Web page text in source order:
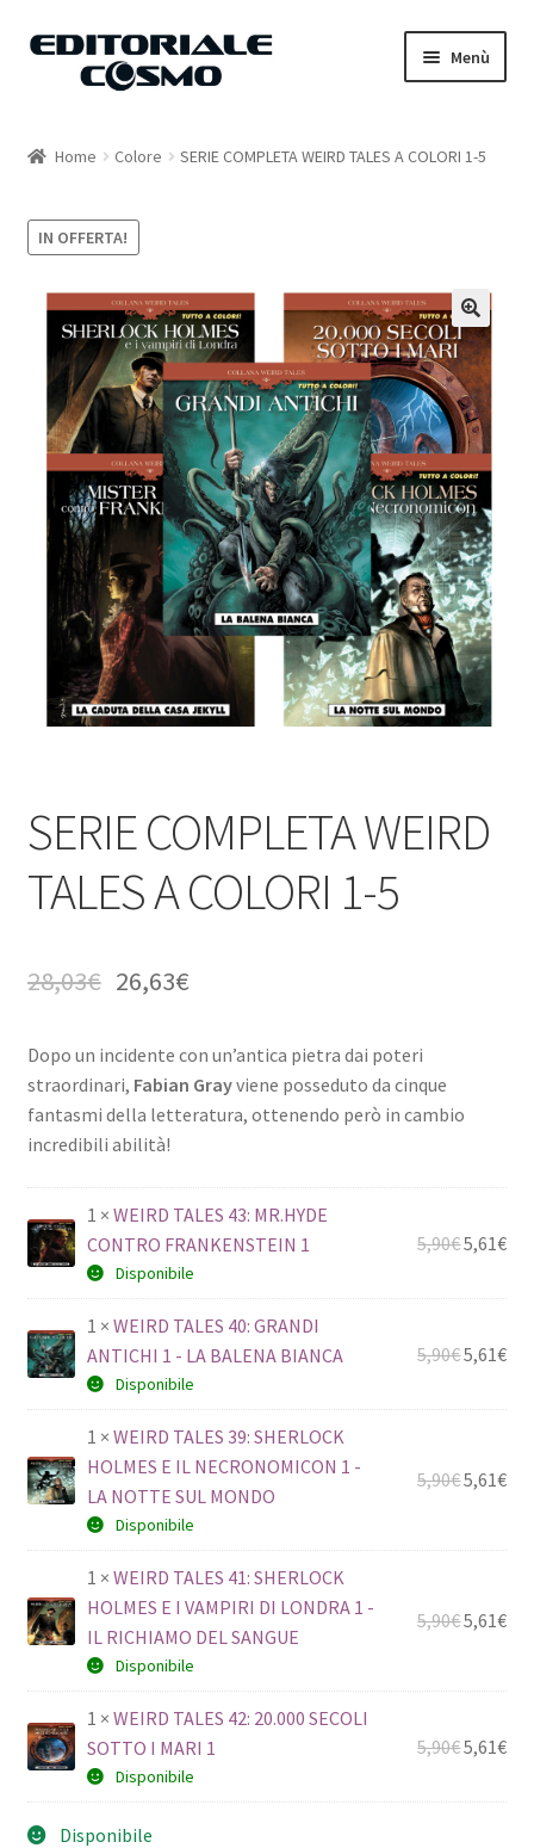
Vai
Vai
Menù
Carrello
Il mio account
Home Colore SERIE COMPLETA WEIRD TALES A COLORI 1-5
IN OFFERTA!
SERIE COMPLETA WEIRD
TALES A COLORI 1-5
28,03€ 26,63€
Dopo un incidente con un’antica pietra dai poteri
straordinari, Fabian Grayviene posseduto da cinque
fantasmi della letteratura, ottenendo però in cambio
incredibili abilità!
1 × WEIRD TALES 43: MR.HYDE
CONTRO FRANKENSTEIN 1
Disponibile
5,90€5,61€
1 × WEIRD TALES 40: GRANDI
ANTICHI 1 - LA BALENA BIANCA
Disponibile
5,90€5,61€
1 × WEIRD TALES 39: SHERLOCK
HOLMES E IL NECRONOMICON 1 -
LA NOTTE SUL MONDO
Disponibile
5,90€5,61€
1 × WEIRD TALES 41: SHERLOCK
HOLMES E I VAMPIRI DI LONDRA 1 -
IL RICHIAMO DEL SANGUE
Disponibile
5,90€5,61€
1 × WEIRD TALES 42: 20.000 SECOLI
SOTTO I MARI 1
Disponibile
5,90€5,61€
Disponibile